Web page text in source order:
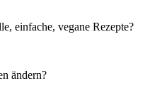
einfache, vegane Rezepte?
ändern?